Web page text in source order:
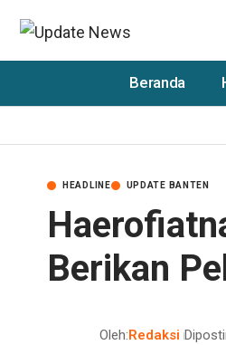
Beranda
HEADLINE UPDATE BANTEN
Berikan
Oleh:Redaksi